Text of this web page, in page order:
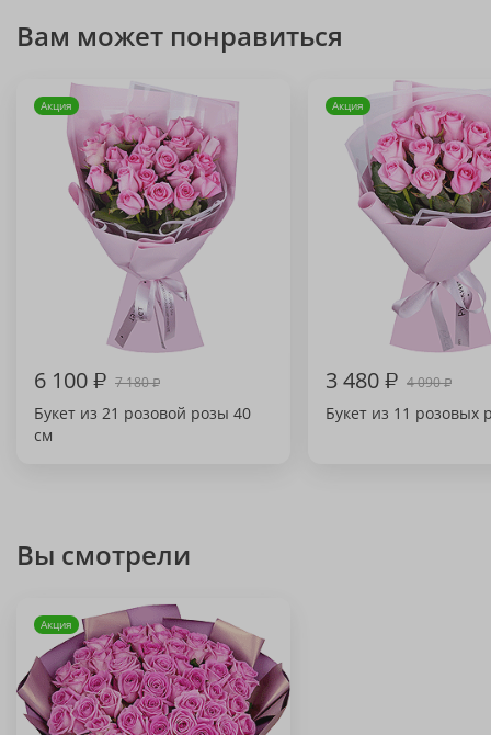
Вам может понравиться
Акция
6 100₽ 7 180₽
Букет из 21 розовой розы 40
см
Акция
3 480₽ 4 090₽
Букет из 11 розовых
Вы смотрели
Акция